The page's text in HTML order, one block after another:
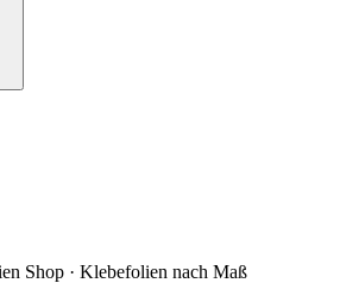
Shop · Klebefolien nach Maß